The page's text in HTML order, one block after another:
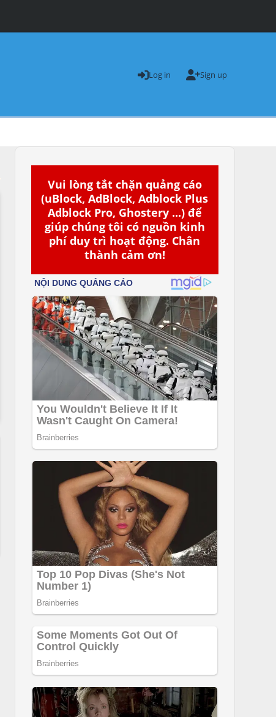
Log in Sign up
Vui lòng tắt chặn quảng cáo
(uBlock, AdBlock, Adblock Plus
Adblock Pro, Ghostery ...) để
giúp chúng tôi có nguồn kinh
phí duy trì hoạt động. Chân
thành cảm ơn!